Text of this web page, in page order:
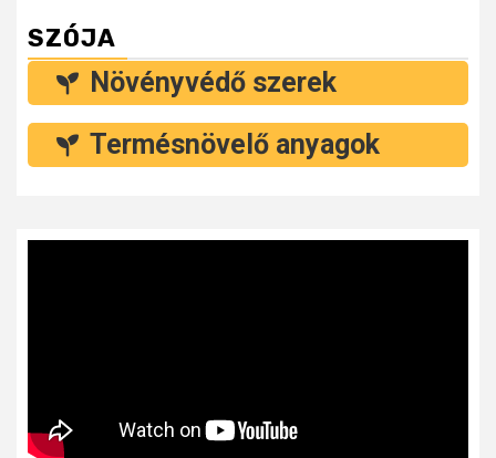
SZÓJA
Növényvédő szerek
Termésnövelő anyagok